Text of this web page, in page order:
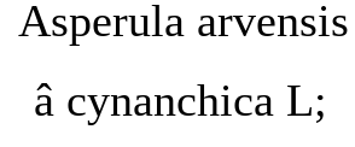
Asperula
â cynanchica L;